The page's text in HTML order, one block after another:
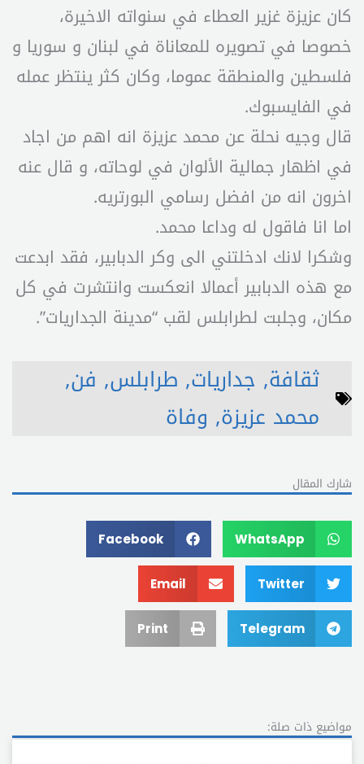
كان عزيزة غزير العطاء في سنواته الاخيرة،
خصوصا في تصويره للمعاناة في لبنان و سوريا و
فلسطين والمنطقة عموما، وكان كثر ينتظر عمله
في الفايسبوك.
قال وجيه نحلة عن محمد عزيزة انه اهم من اجاد
في اظهار جمالية الألوان في لوحاته، و قال عنه
اخرون انه من افضل رسامي البورتريه.
اما انا فاقول له وداعا محمد.
وشكرا لانك ادخلتني الى وكر الدبابير، فقد ابدعت
مع هذه الدبابير أعمالا انعكست وانتشرت في كل
مكان، وجلبت لطرابلس لقب “مدينة الجداريات”.
ثقافة, جداريات, طرابلس, فن,
محمد عزيزة, وفاة
شارك المقال
WhatsApp
Facebook
Twitter
Email
Telegram
Print
مواضيع ذات صلة: